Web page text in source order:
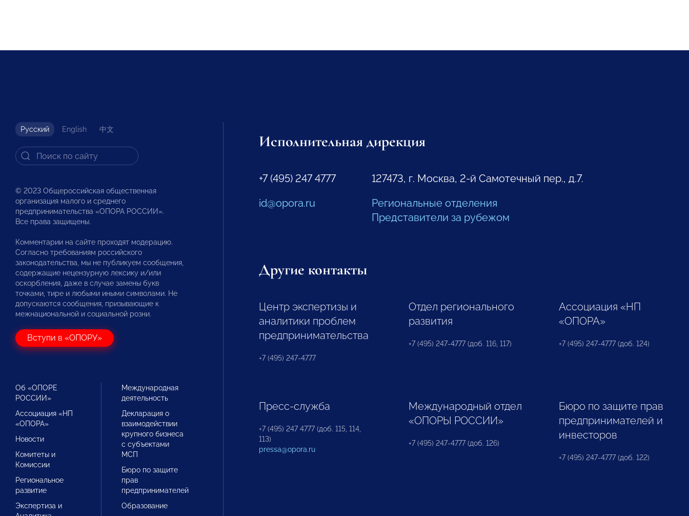
Русский English 中文
© 2023 Общероссийская общественная
организация малого и среднего
предпринимательства «ОПОРА РОССИИ».
Все права защищены.
Комментарии на сайте проходят модерацию.
Согласно требованиям российского
законодательства, мы не публикуем сообщения,
содержащие нецензурную лексику и/или
оскорбления, даже в случае замены букв
точками, тире и любыми иными символами. Не
допускаются сообщения, призывающие к
межнациональной и социальной розни.
Вступи в «ОПОРУ»
Об «ОПОРЕ
РОССИИ»
Ассоциация «НП
«ОПОРА»
Новости
Комитеты и
Комиссии
Региональное
развитие
Экспертиза и
Международная
деятельность
Декларация о
взаимодействии
крупного бизнеса
с субъектами
МСП
Бюро по защите
прав
предпринимателей
Образование
Исполнительная дирекция
+7 (495) 247 4777
id@opora.ru
127473, г. Москва, 2-й Самотечный пер., д.7.
Региональные отделения
Представители за рубежом
Другие контакты
Центр экспертизы и
аналитики проблем
предпринимательства
+7 (495) 247-4777
Отдел регионального
развития
+7 (495) 247-4777 (доб. 116, 117)
Ассоциация «НП
«ОПОРА»
+7 (495) 247-4777 (доб. 124)
Пресс-служба
+7 (495) 247 4777 (доб. 115, 114,
113)
pressa@opora.ru
Международный отдел
«ОПОРЫ РОССИИ»
+7 (495) 247-4777 (доб. 126)
Бюро по защите прав
предпринимателей и
инвесторов
+7 (495) 247-4777 (доб. 122)